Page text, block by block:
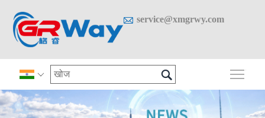
 service@xmgrwy.com
  मुख्य